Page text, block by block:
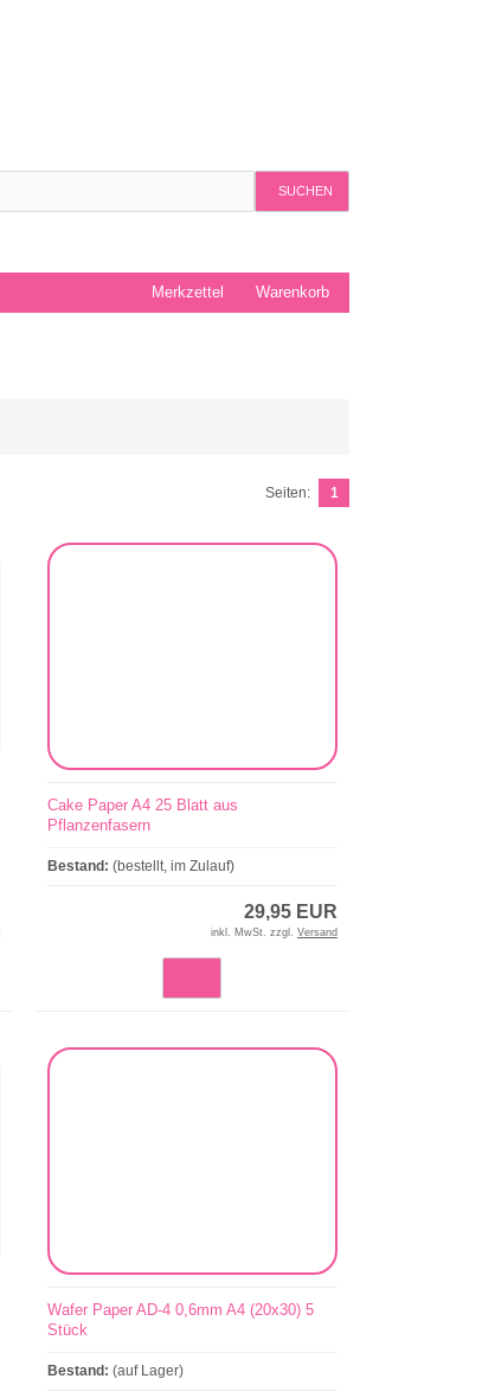
SUCHEN
Warenkorb
Merkzettel
Seiten: 1
Cake Paper A4 25 Blatt aus
Pflanzenfasern
Bestand: (bestellt, im Zulauf)
29,95 EUR
inkl. MwSt. zzgl. Versand
Wafer Paper AD-4 0,6mm A4 (20x30) 5
Stück
Bestand: (auf Lager)